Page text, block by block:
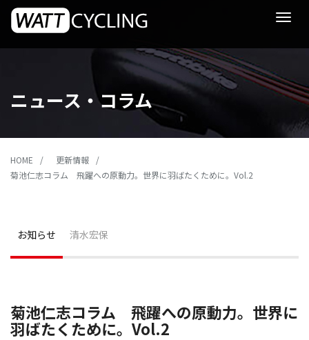
Toggle
ニュース・コラム
HOME
更新情報
菊池仁志コラム 飛躍への原動力。世界に羽ばたくために。Vol.2
お知らせ 清水宏保
菊池仁志コラム 飛躍への原動力。世界に
羽ばたくために。Vol.2